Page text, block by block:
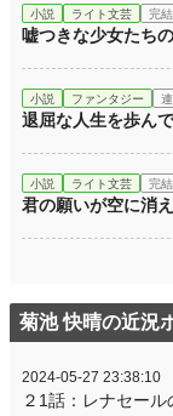
小説 ライト文芸 完結
嘘つきな少女たち
小説 ファンタジー
退屈な人生を歩ん
小説 ライト文芸 完結
君の願いが空に消
菊池 快晴の近況
2024-05-27 23:38:10
２1話：レナセー